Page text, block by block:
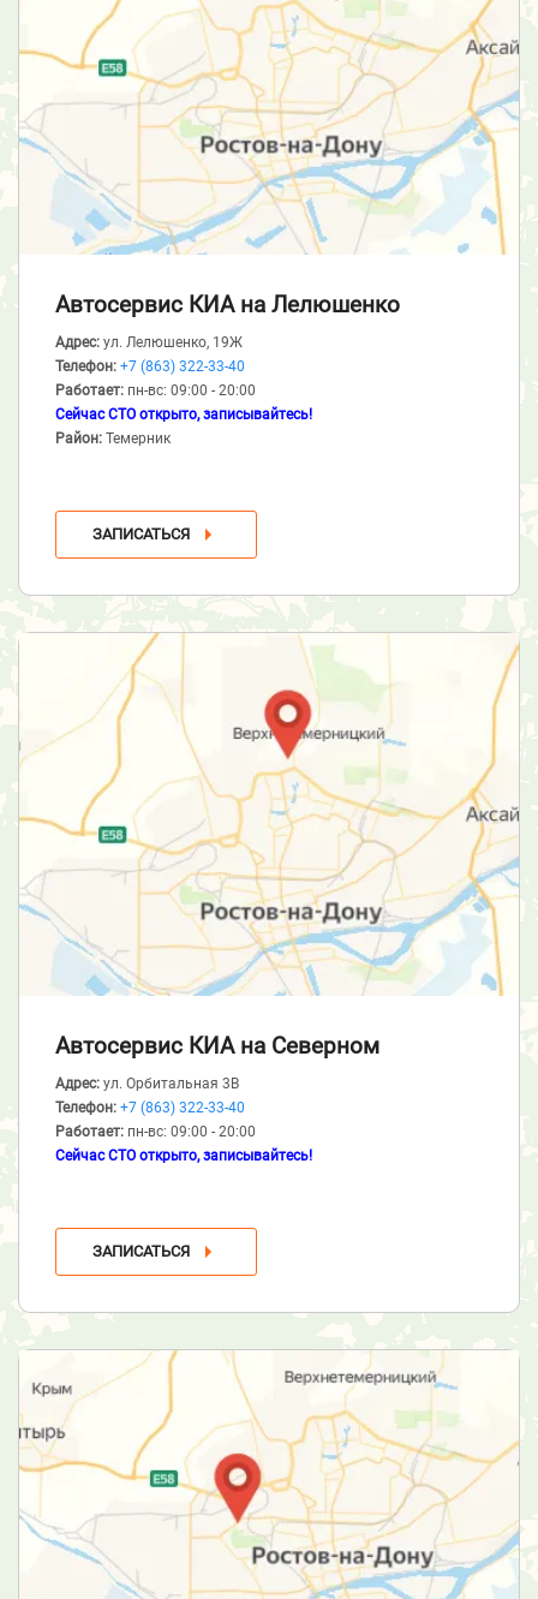
Автосервис КИА на Лелюшенко
Адрес: ул. Лелюшенко, 19Ж
Телефон: +7 (863) 322-33-40
Работает: пн-вс: 09:00 - 20:00
Сейчас СТО открыто, записывайтесь!
Район: Темерник
ЗАПИСАТЬСЯ
Автосервис КИА на Северном
Адрес: ул. Орбитальная 3В
Телефон: +7 (863) 322-33-40
Работает: пн-вс: 09:00 - 20:00
Сейчас СТО открыто, записывайтесь!
ЗАПИСАТЬСЯ